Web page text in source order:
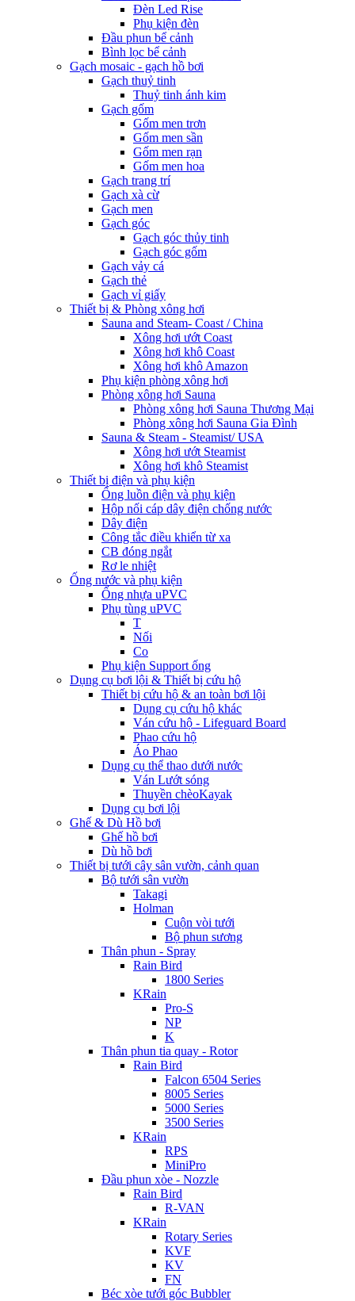
Đèn Led Rise
Phụ kiện đèn
Đầu phun bể cảnh
Bình lọc bể cảnh
Gạch mosaic - gạch hồ bơi
Gạch thuỷ tinh
Thuỷ tinh ánh kim
Gạch gốm
Gốm men trơn
Gốm men sần
Gốm men rạn
Gốm men hoa
Gạch trang trí
Gạch xà cừ
Gạch men
Gạch góc
Gạch góc thủy tinh
Gạch góc gốm
Gạch vảy cá
Gạch thẻ
Gạch vỉ giấy
Thiết bị & Phòng xông hơi
Sauna and Steam- Coast / China
Xông hơi ướt Coast
Xông hơi khô Coast
Xông hơi khô Amazon
Phụ kiện phòng xông hơi
Phòng xông hơi Sauna
Phòng xông hơi Sauna Thương Mại
Phòng xông hơi Sauna Gia Đình
Sauna & Steam - Steamist/ USA
Xông hơi ướt Steamist
Xông hơi khô Steamist
Thiết bị điện và phụ kiện
Ống luồn điện và phụ kiện
Hộp nối cáp dây điện chống nước
Dây điện
Công tắc điều khiển từ xa
CB đóng ngắt
Rơ le nhiệt
Ống nước và phụ kiện
Ống nhựa uPVC
Phụ tùng uPVC
T
Nối
Co
Phụ kiện Support ống
Dụng cụ bơi lội & Thiết bị cứu hộ
Thiết bị cứu hộ & an toàn bơi lội
Dụng cụ cứu hộ khác
Ván cứu hộ - Lifeguard Board
Phao cứu hộ
Áo Phao
Dụng cụ thể thao dưới nước
Ván Lướt sóng
Thuyền chèoKayak
Dụng cụ bơi lội
Ghế & Dù Hồ bơi
Ghế hồ bơi
Dù hồ bơi
Thiết bị tưới cây sân vườn, cảnh quan
Bộ tưới sân vườn
Takagi
Holman
Cuộn vòi tưới
Bộ phun sương
Thân phun - Spray
Rain Bird
1800 Series
KRain
Pro-S
NP
K
Thân phun tia quay - Rotor
Rain Bird
Falcon 6504 Series
8005 Series
5000 Series
3500 Series
KRain
RPS
MiniPro
Đầu phun xòe - Nozzle
Rain Bird
R-VAN
KRain
Rotary Series
KVF
KV
FN
Béc xòe tưới góc Bubbler